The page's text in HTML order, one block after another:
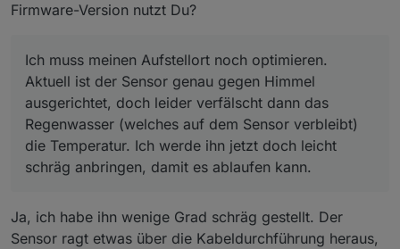
Firmware-Version nutzt Du?
Ich muss meinen Aufstellort noch optimieren.
Aktuell ist der Sensor genau gegen Himmel
ausgerichtet, doch leider verfälscht dann das
Regenwasser (welches auf dem Sensor verbleibt)
die Temperatur. Ich werde ihn jetzt doch leicht
schräg anbringen, damit es ablaufen kann.
Ja, ich habe ihn wenige Grad schräg gestellt. Der
Sensor ragt etwas über die Kabeldurchführung heraus,